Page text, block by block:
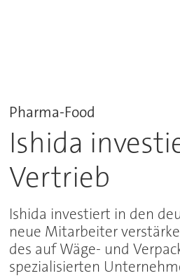
Pharma-Food
Ishida
Vertrieb
Ishida investiert in den
neue Mitarbeiter
des auf Wäge- und
spezialisierten